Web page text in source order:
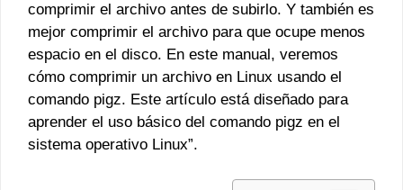
comprimir el archivo antes de subirlo. Y también es
mejor comprimir el archivo para que ocupe menos
espacio en el disco. En este manual, veremos
cómo comprimir un archivo en Linux usando el
comando pigz. Este artículo está diseñado para
aprender el uso básico del comando pigz en el
sistema operativo Linux”.